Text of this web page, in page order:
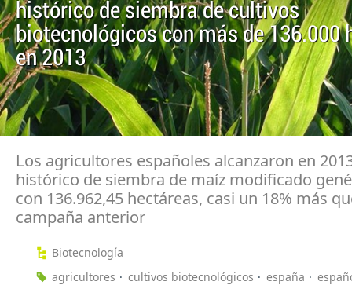
histórico de siembra de cultivos
biotecnológicos con más de 136.000
en 2013
Los agricultores españoles alcanzaron en
histórico de siembra de maíz modificado
con 136.962,45 hectáreas, casi un 18% más
campaña anterior
Biotecnología
agricultores
cultivos biotecnológicos españa